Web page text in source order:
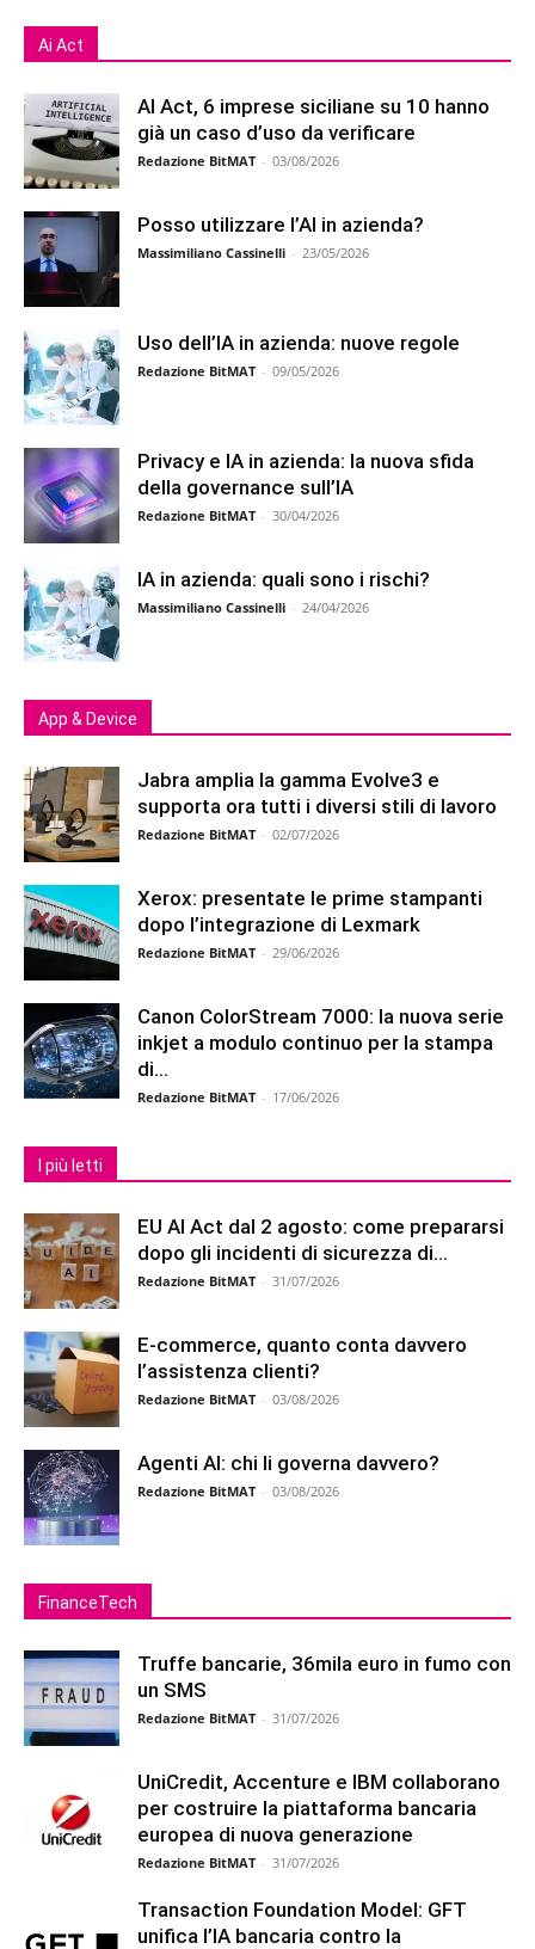
Ai Act
AI Act, 6 imprese siciliane su 10 hanno
già un caso d’uso da verificare
Redazione BitMAT - 03/08/2026
Posso utilizzare l’AI in azienda?
Massimiliano Cassinelli - 23/05/2026
Uso dell’IA in azienda: nuove regole
Redazione BitMAT - 09/05/2026
Privacy e IA in azienda: la nuova sfida
della governance sull’IA
Redazione BitMAT - 30/04/2026
IA in azienda: quali sono i rischi?
Massimiliano Cassinelli - 24/04/2026
App & Device
Jabra amplia la gamma Evolve3 e
supporta ora tutti i diversi stili di lavoro
Redazione BitMAT - 02/07/2026
Xerox: presentate le prime stampanti
dopo l’integrazione di Lexmark
Redazione BitMAT - 29/06/2026
Canon ColorStream 7000: la nuova serie
inkjet a modulo continuo per la stampa
di...
Redazione BitMAT - 17/06/2026
I più letti
EU AI Act dal 2 agosto: come prepararsi
dopo gli incidenti di sicurezza di...
Redazione BitMAT - 31/07/2026
E-commerce, quanto conta davvero
l’assistenza clienti?
Redazione BitMAT - 03/08/2026
Agenti AI: chi li governa davvero?
Redazione BitMAT - 03/08/2026
FinanceTech
Truffe bancarie, 36mila euro in fumo con
un SMS
Redazione BitMAT - 31/07/2026
UniCredit, Accenture e IBM collaborano
per costruire la piattaforma bancaria
europea di nuova generazione
Redazione BitMAT - 31/07/2026
Transaction Foundation Model: GFT
unifica l’IA bancaria contro la